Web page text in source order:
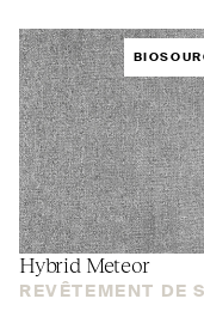
Hybrid Meteor
REVÊTEMENT DE